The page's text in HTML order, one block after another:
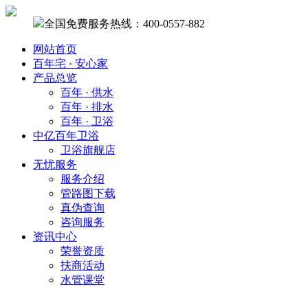
全国免费服务热线：400-0557-882
网站首页
百年宅 · 安心家
产品总览
百年 · 供水
百年 · 排水
百年 · 卫浴
中亿百年卫浴
卫浴旗舰店
无忧服务
服务介绍
管路图下载
真伪查询
咨询服务
资讯中心
荣誉资质
扶商活动
水管课堂